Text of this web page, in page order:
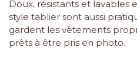
Doux, résistants et lavables
style tablier sont aussi
gardent les vêtements
prêts à être pris en photo.